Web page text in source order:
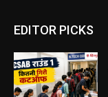
EDITOR PICKS